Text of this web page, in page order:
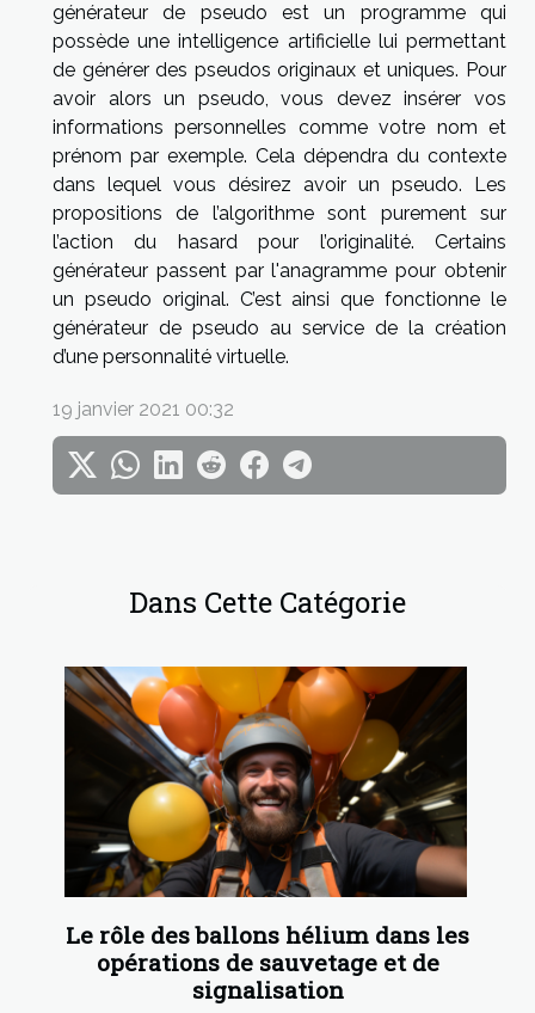
Dans Cette Catégorie
Le rôle des ballons hélium dans les
opérations de sauvetage et de
signalisation
générateur de pseudo est un programme qui
possède une intelligence artificielle lui permettant
de générer des pseudos originaux et uniques. Pour
avoir alors un pseudo, vous devez insérer vos
informations personnelles comme votre nom et
prénom par exemple. Cela dépendra du contexte
dans lequel vous désirez avoir un pseudo. Les
propositions de l’algorithme sont purement sur
l’action du hasard pour l’originalité. Certains
générateur passent par l'anagramme pour obtenir
un pseudo original. C’est ainsi que fonctionne le
générateur de pseudo au service de la création
d’une personnalité virtuelle.
19 janvier 2021 00:32